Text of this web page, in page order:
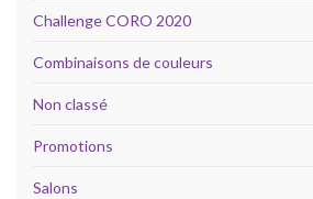
Challenge CORO 2020
Combinaisons de couleurs
Non classé
Promotions
Salons